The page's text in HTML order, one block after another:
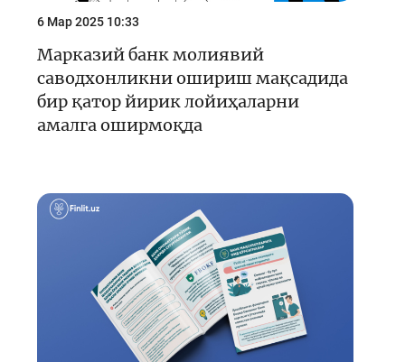
Интерактив хизматлар
Фотогалерея
Лойиҳа ҳақида
Сайт харитаси
6 Мар 2025 10:33
Марказий банк молиявий
саводхонликни ошириш мақсадида
бир қатор йирик лойиҳаларни
амалга оширмоқда